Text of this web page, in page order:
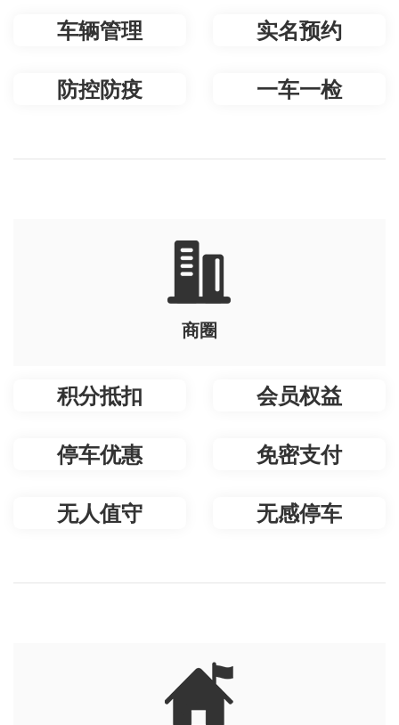
车辆管理
实名预约
防控防疫
一车一检
商圈
积分抵扣
会员权益
停车优惠
免密支付
无人值守
无感停车